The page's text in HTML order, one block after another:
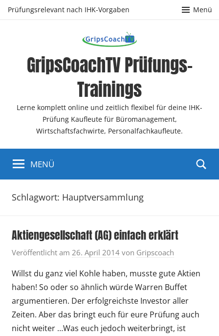
ZumPrüfungsrelevant nach IHK-Vorgaben Menü
GripsCoachTV Prüfungs-
Trainings
Lerne komplett online und zeitlich flexibel für deine IHK-
Prüfung Kaufleute für Büromanagement,
Wirtschaftsfachwirte, Personalfachkaufleute.
MENÜ
Schlagwort: Hauptversammlung
Aktiengesellschaft (AG) einfach erklärt
Veröffentlicht am 26. April 2014 von Gripscoach
Willst du ganz viel Kohle haben, musste gute Aktien
haben! So oder so ähnlich würde Warren Buffet
argumentieren. Der erfolgreichste Investor aller
Zeiten. Aber das bringt euch für eure Prüfung auch
nicht weiter …Was euch jedoch weiterbringt, ist